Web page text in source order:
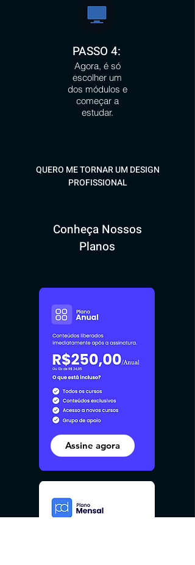
PASSO 4:
Agora, é só
escolher um
dos módulos e
começar a
estudar.
QUERO ME TORNAR UM DESIGN
PROFISSIONAL
Conheça Nossos
Planos
Assine agora